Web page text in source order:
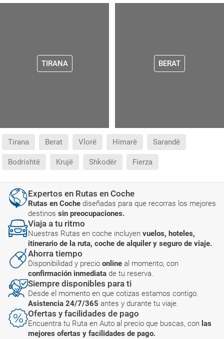
TIRANA BERAT
Tirana Berat Vlorë Himarë Sarandë
Bodrishtë Krujë Shkodër Fierza
Expertos en Rutas en Coche
Rutas en Coche diseñadas para que recorras los mejores
destinos sin preocupaciones.
Viaja a tu ritmo
Nuestras Rutas en coche incluyen vuelos, hoteles,
itinerario de la ruta, coche de alquiler y seguro de viaje.
Ahorra tiempo
Disponibilidad y precio online al momento, con
confirmación inmediata de tu reserva.
Siempre disponibles para ti
Desde el momento en que cotizas estamos contigo.
Asistencia 24/7/365 antes y durante tu viaje.
Ofertas y facilidades de pago
Encuentra tu Ruta en Auto al precio que buscas, con las
mejores ofertas y facilidades de pago.